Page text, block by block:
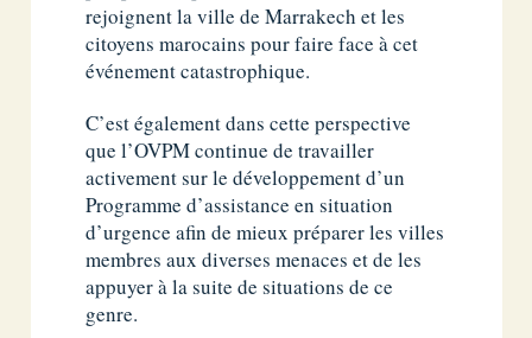
rejoignent la ville de Marrakech et les
citoyens marocains pour faire face à cet
événement catastrophique.
C’est également dans cette perspective
que l’OVPM continue de travailler
activement sur le développement d’un
Programme d’assistance en situation
d’urgence afin de mieux préparer les villes
membres aux diverses menaces et de les
appuyer à la suite de situations de ce
genre.